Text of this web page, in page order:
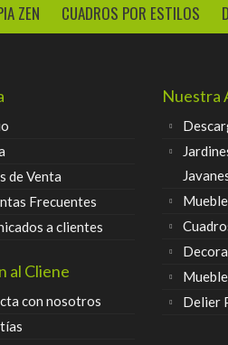
ZEN CUADROS POR ESTILOS
de Venta
Frecuentes
a clientes
al Cliene
con nosotros
Nuestra
Delier